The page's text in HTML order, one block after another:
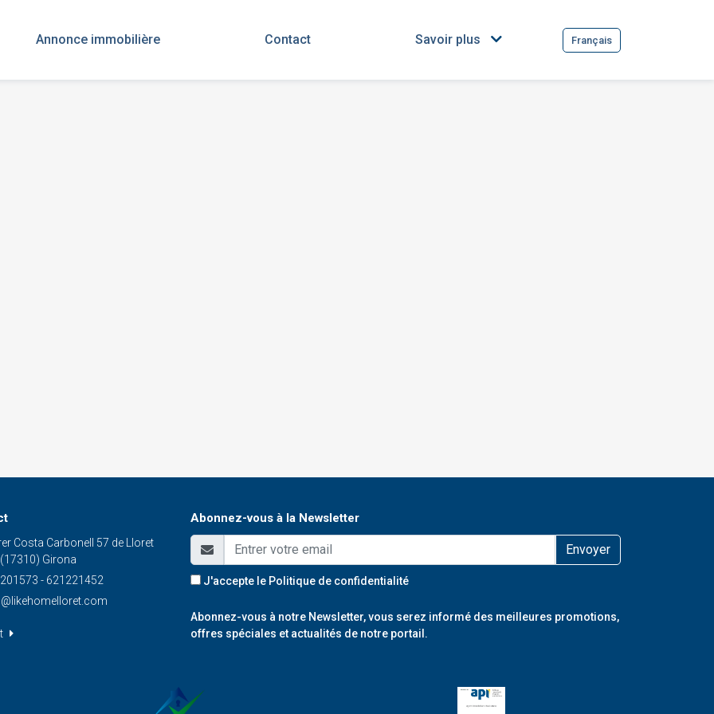
Annonce immobilière Contact Savoir plus Français
Costa Carbonell 57 de Lloret
Girona
- 621221452
Abonnez-vous à la Newsletter
Envoyer
J'accepte le Politique de confidentialité
Abonnez-vous à notre Newsletter, vous serez informé des meilleures promotions,
offres spéciales et actualités de notre portail.